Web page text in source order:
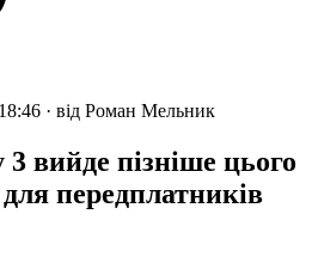
· від Роман Мельник
вийде пізніше цього
передплатників